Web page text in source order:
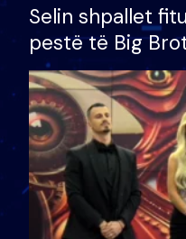
Selin shpallet
pestë të Big
çmimin e madh